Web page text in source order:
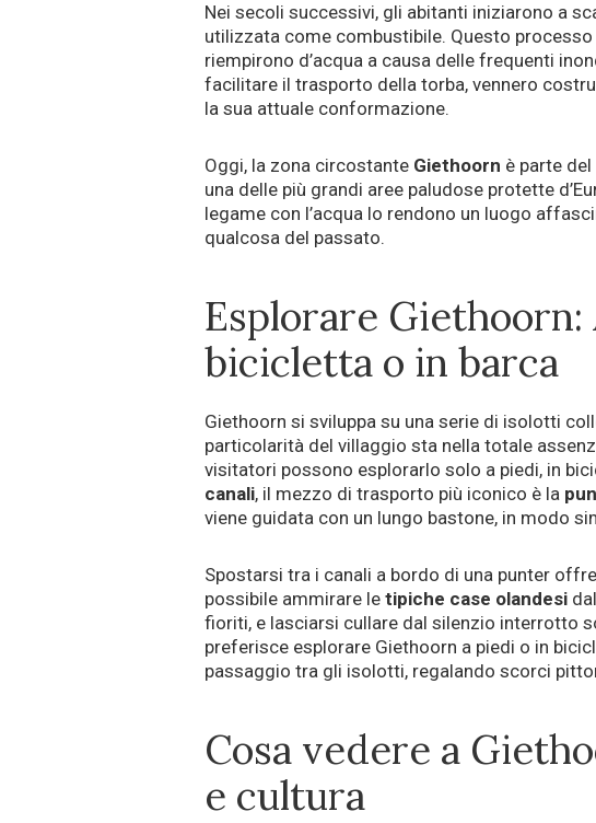
Nei secoli successivi, gli abitanti iniziarono a
utilizzata come combustibile. Questo
riempirono d’acqua a causa delle frequenti
facilitare il trasporto della torba, vennero
la sua attuale conformazione.
Oggi, la zona circostante Giethoorn è parte del
una delle più grandi aree paludose protette
legame con l’acqua lo rendono un luogo
qualcosa del passato.
Esplorare Giethoorn:
bicicletta o in barca
Giethoorn si sviluppa su una serie di isolotti
particolarità del villaggio sta nella totale
visitatori possono esplorarlo solo a piedi, in
canali, il mezzo di trasporto più iconico è la
viene guidata con un lungo bastone, in modo
Spostarsi tra i canali a bordo di una punter
possibile ammirare le tipiche case olandesi dal
fioriti, e lasciarsi cullare dal silenzio interrotto
preferisce esplorare Giethoorn a piedi o in
passaggio tra gli isolotti, regalando scorci
Cosa vedere a
e cultura